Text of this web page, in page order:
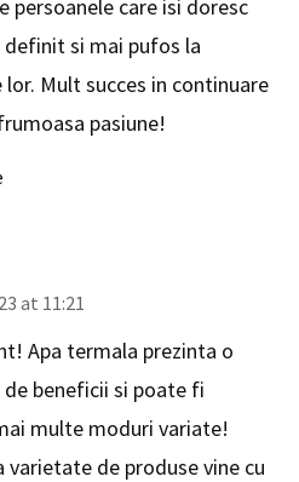
persoanele care isi doresc
si mai pufos la
lor. Mult succes in continuare
pasiune!
at 11:21
Apa termala prezinta o
beneficii si poate fi
multe moduri variate!
varietate de produse vine cu